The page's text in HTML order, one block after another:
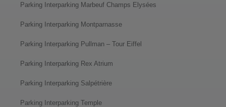
Parking Interparking Marbeuf Champs Elysées
Parking Interparking Montparnasse
Parking Interparking Pullman – Tour Eiffel
Parking Interparking Rex Atrium
Parking Interparking Salpétrière
Parking Interparking Temple